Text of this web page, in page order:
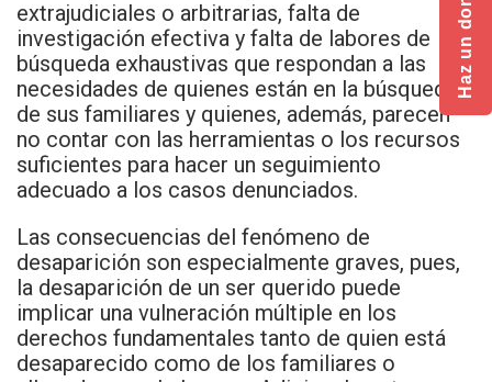
extrajudiciales o arbitrarias, falta de
investigación efectiva y falta de labores de
búsqueda exhaustivas que respondan a las
necesidades de quienes están en la búsqueda
de sus familiares y quienes, además, parecen
no contar con las herramientas o los recursos
suficientes para hacer un seguimiento
adecuado a los casos denunciados.
Las consecuencias del fenómeno de
desaparición son especialmente graves, pues,
la desaparición de un ser querido puede
implicar una vulneración múltiple en los
derechos fundamentales tanto de quien está
desaparecido como de los familiares o